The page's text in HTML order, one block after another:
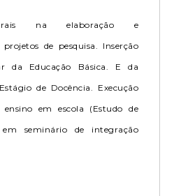
na elaboração e
de pesquisa. Inserção
da Educação Básica. E da
de Docência. Execução
em escola (Estudo de
em seminário de integração